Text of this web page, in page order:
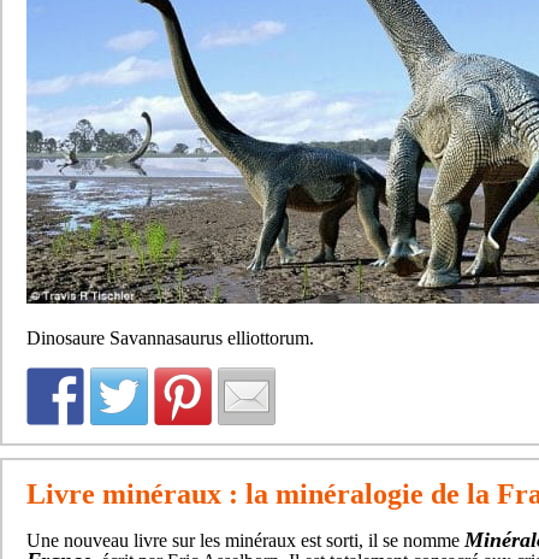
Dinosaure Savannasaurus elliottorum.
Livre minéraux : la minéralogie de la
Une nouveau livre sur les minéraux est sorti, il se nomme